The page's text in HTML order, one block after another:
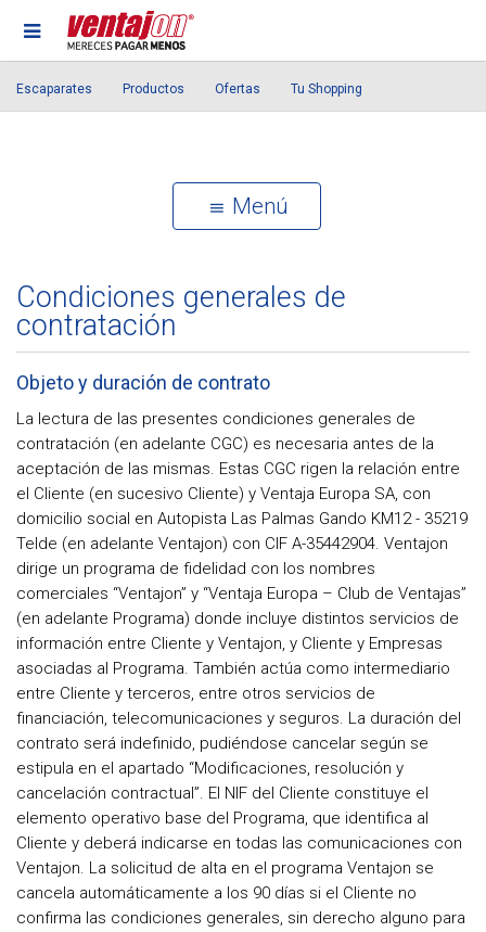
Escaparates Productos Ofertas Tu Shopping
Menú
Condiciones generales de
contratación
Objeto y duración de contrato
La lectura de las presentes condiciones generales de
contratación (en adelante CGC) es necesaria antes de la
aceptación de las mismas. Estas CGC rigen la relación entre
el Cliente (en sucesivo Cliente) y Ventaja Europa SA, con
domicilio social en Autopista Las Palmas Gando KM12 - 35219
Telde (en adelante Ventajon) con CIF A-35442904. Ventajon
dirige un programa de fidelidad con los nombres
comerciales “Ventajon” y “Ventaja Europa – Club de Ventajas”
(en adelante Programa) donde incluye distintos servicios de
información entre Cliente y Ventajon, y Cliente y Empresas
asociadas al Programa. También actúa como intermediario
entre Cliente y terceros, entre otros servicios de
financiación, telecomunicaciones y seguros. La duración del
contrato será indefinido, pudiéndose cancelar según se
estipula en el apartado “Modificaciones, resolución y
cancelación contractual”. El NIF del Cliente constituye el
elemento operativo base del Programa, que identifica al
Cliente y deberá indicarse en todas las comunicaciones con
Ventajon. La solicitud de alta en el programa Ventajon se
cancela automáticamente a los 90 días si el Cliente no
confirma las condiciones generales, sin derecho alguno para